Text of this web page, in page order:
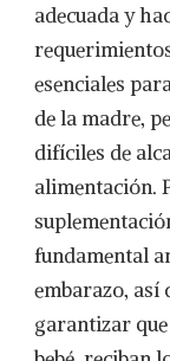
adecuada y
esenciales
de la madre,
difíciles de
alimentación.
fundamental
embarazo, así
garantizar